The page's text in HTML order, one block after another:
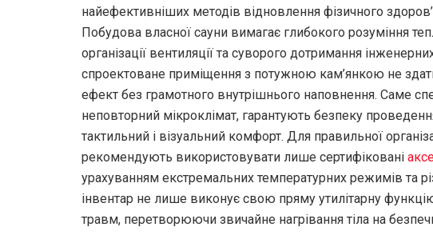
найефективніших методів відновлення фізичного
Побудова власної сауни вимагає глибокого розуміння
організації вентиляції та суворого дотримання
спроектоване приміщення з потужною кам’янкою не
ефект без грамотного внутрішнього наповнення. Саме
неповторний мікроклімат, гарантують безпеку
тактильний і візуальний комфорт. Для правильної
рекомендують використовувати лише сертифіковані
урахуванням екстремальних температурних режимів та
інвентар не лише виконує свою пряму утилітарну
травм, перетворюючи звичайне нагрівання тіла на